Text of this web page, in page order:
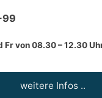
99
Fr von 08.30 – 12.30
weitere Infos ..